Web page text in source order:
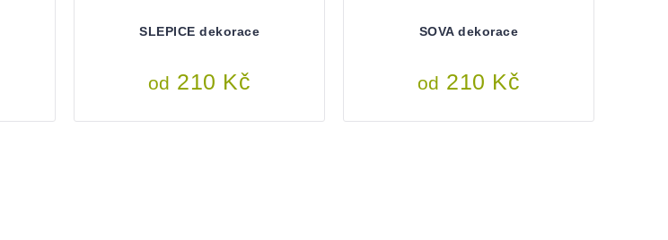
SLEPICE dekorace
od 210 Kč
SOVA dekorace
od 210 Kč